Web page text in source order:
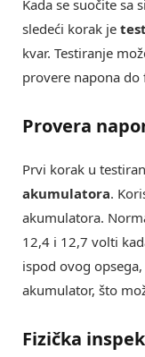
Kada se suočite sa
sledeći korak je
kvar. Testiranje
provere napona do
Provera
Prvi korak u
akumulatora.
akumulatora.
12,4 i 12,7 volti
ispod ovog
akumulator, što
Fizička